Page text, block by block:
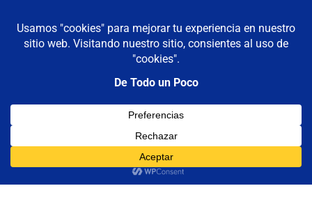
contenido
De todo un poco
Reflexiones,
Viajes
MENÚ
Mi perfil en Facebook
Luis Castellanos
Humor